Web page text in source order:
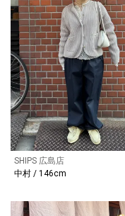
SHIPS 広島店
中村 / 146cm